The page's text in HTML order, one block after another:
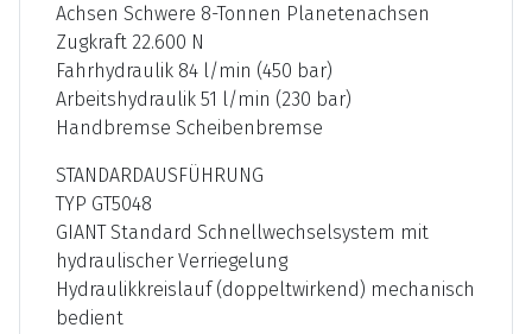
Achsen Schwere 8-Tonnen Planetenachsen
Zugkraft 22.600 N
Fahrhydraulik 84 l/min (450 bar)
Arbeitshydraulik 51 l/min (230 bar)
Handbremse Scheibenbremse
STANDARDAUSFÜHRUNG
TYP GT5048
GIANT Standard Schnellwechselsystem mit
hydraulischer Verriegelung
Hydraulikkreislauf (doppeltwirkend) mechanisch
bedient